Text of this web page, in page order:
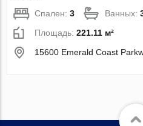
Спален:3 Ванных:
Площадь:221.11 м²
15600 Emerald Coast